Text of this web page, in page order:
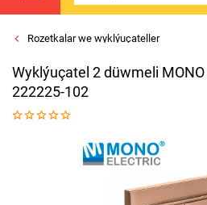
Rozetkalar we wyklýuçateller
Wyklýuçatel 2 düwmeli
222225-102